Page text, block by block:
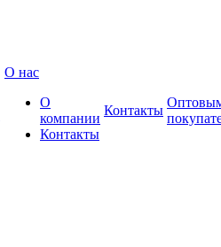
О нас
О
компании
Контакты
Контакты